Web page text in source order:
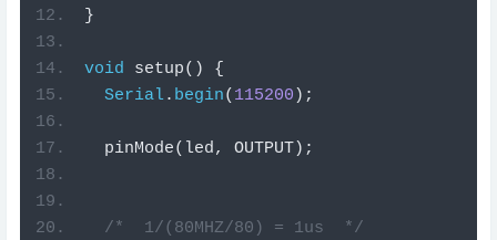
}
void setup()
{
Serial. begin( 115200 );
  pinMode
( led, OUTPUT);
/*  1/(80MHZ/80) = 1us  */